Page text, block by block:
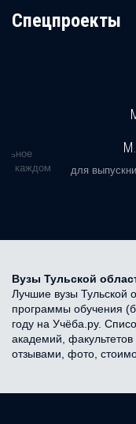
Cпецпроекты
в каждом
для
Вузы Тульской
Лучшие вузы Тульской
программы обучения
году на Учёба.ру.
академий, факультетов
отзывами, фото,